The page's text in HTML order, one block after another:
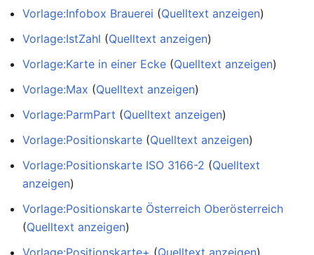
Vorlage:Infobox Brauerei (Quelltext anzeigen)
Vorlage:IstZahl (Quelltext anzeigen)
Vorlage:Karte in einer Ecke (Quelltext anzeigen)
Vorlage:Max (Quelltext anzeigen)
Vorlage:ParmPart (Quelltext anzeigen)
Vorlage:Positionskarte (Quelltext anzeigen)
Vorlage:Positionskarte ISO 3166-2 (Quelltext
anzeigen)
Vorlage:Positionskarte Österreich Oberösterreich
(Quelltext anzeigen)
Vorlage:Positionskarte+ (Quelltext anzeigen)